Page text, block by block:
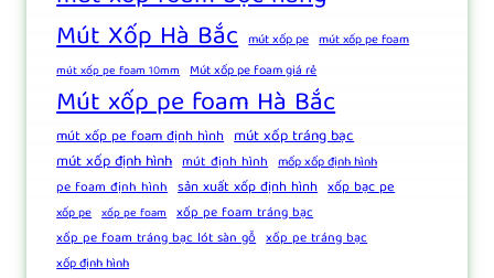
Mút Xốp Hà Bắc mút xốp pe mút xốp pe foam
mút xốp pe foam 10mm Mút xốp pe foam giá rẻ
Mút xốp pe foam Hà Bắc
mút xốp pe foam định hình mút xốp tráng bạc
mút xốp định hình mút định hình mốp xốp định hình
pe foam định hình sản xuất xốp định hình xốp bạc pe
xốp pe xốp pe foam xốp pe foam tráng bạc
xốp pe foam tráng bạc lót sàn gỗ xốp pe tráng bạc
xốp định hình